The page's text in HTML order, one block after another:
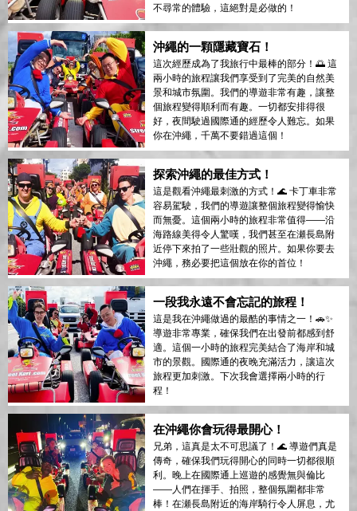
不尋常的體驗，這絕對是必做的！
沖繩的一顆隱藏寶石！
這次經歷成為了我旅行中最棒的部分！🌅 這
兩小時的旅程讓我們享受到了完美的自然美
景和城市氛圍。我們的導遊非常有趣，讓整
個旅程變得順利而有趣。一切都安排得很
好，夜間駛過國際通的經歷令人難忘。如果
你在沖繩，千萬不要錯過這個！
探索沖繩的最佳方式！
這是觀看沖繩最刺激的方式！🌊 卡丁車非常
容易駕駛，我們的導遊讓整個旅程變得愉快
而無憂。這個兩小時的旅程非常值得——沿
海路線美得令人驚嘆，我們甚至在瀬長島附
近停下來拍了一些壯觀的照片。如果你要去
沖繩，務必要把這個放在你的首位！
一段我永遠不會忘記的旅程！
這是我在沖繩做過的最酷的事情之一！🚗✨
導遊非常專業，確保我們在出發前都感到舒
適。這個一小時的旅程完美結合了海岸和城
市的景觀。國際通的夜晚充滿活力，讓這次
旅程更加刺激。下次我會選擇兩小時的行
程！
在沖繩你會玩得最開心！
兄弟，這真是太不可思議了！🌊 導遊們真是
傳奇，確保我們玩得開心的同時一切都很順
利。晚上在國際通上巡遊的感覺無與倫比
——人們在揮手、拍照，整個氛圍都非常
棒！在瀬長島附近的海岸騎行令人屏息，尤